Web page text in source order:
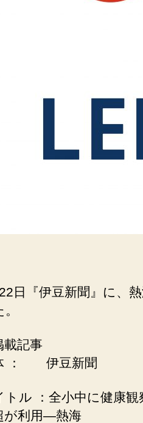
日『伊豆新聞』に、
記事
： 伊豆新聞
トル ：全小中に健康
が利用—熱海